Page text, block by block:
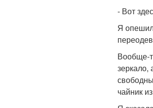
- Вот
Я
Вообще-
зеркало,
чайник